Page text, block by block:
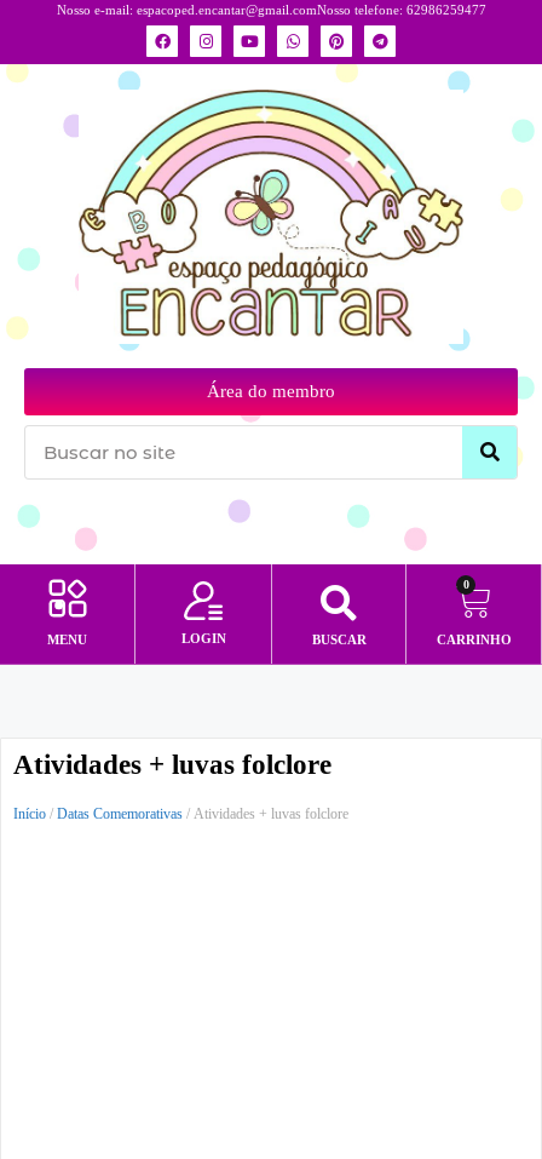
Nosso e-mail: espacoped.encantar@gmail.comNosso telefone: 62986259477
Área do membro
MENU LOGIN BUSCAR
0
CARRINHO
Atividades + luvas folclore
Início / Datas Comemorativas / Atividades + luvas folclore